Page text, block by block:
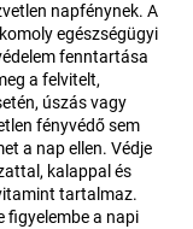
napfénynek. A
egészségügyi
fenntartása
a felvitelt,
úszás vagy
fényvédő sem
a nap ellen. Védje
kalappal és
tartalmaz.
figyelembe a napi